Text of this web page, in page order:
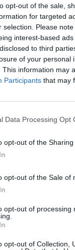
opt-out of the sale,
for targeted
selection. Please
interest-based
to third
of your personal
This information may
Participants that may
Data Processing Opt
opt-out of the
opt-out of the Sale of
opt-out of processing
opt-out of Collection,
az Európai
és arra
elnöke, Ursula
ellen, akik a
Grúziát,
portfolio.hu
cikkarchívum